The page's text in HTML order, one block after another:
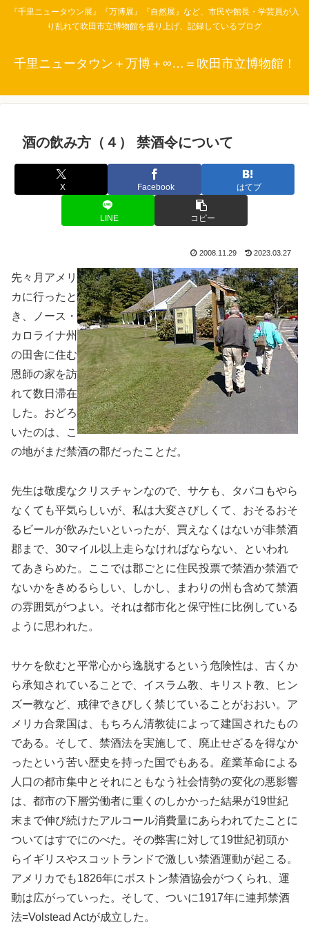
『千里ニュータウン展』『万博展』『自然展』など、市民や館長・学芸員が入
り乱れて吹田市立博物館を盛り上げ、記録しているブログ
千里ニュータウン＋万博＋∞…＝吹田市立博物館！
酒の飲み方（４） 禁酒令について
X Facebook はてブ
LINE コピー
2008.11.29 2023.03.27
先々月アメリ
カに行ったと
き、ノース・
カロライナ州
の田舎に住む
恩師の家を訪
れて数日滞在
した。おどろ
いたのは、こ
の地がまだ禁酒の郡だったことだ。
先生は敬虔なクリスチャンなので、サケも、タバコもやら
なくても平気らしいが、私は大変さびしくて、おそるおそ
るビールが飲みたいといったが、買えなくはないが非禁酒
郡まで、30マイル以上走らなければならない、といわれ
てあきらめた。ここでは郡ごとに住民投票で禁酒か禁酒で
ないかをきめるらしい、しかし、まわりの州も含めて禁酒
の雰囲気がつよい。それは都市化と保守性に比例している
ように思われた。
サケを飲むと平常心から逸脱するという危険性は、古くか
ら承知されていることで、イスラム教、キリスト教、ヒン
ズー教など、戒律できびしく禁じていることがおおい。ア
メリカ合衆国は、もちろん清教徒によって建国されたもの
である。そして、禁酒法を実施して、廃止せざるを得なか
ったという苦い歴史を持った国でもある。産業革命による
人口の都市集中とそれにともなう社会情勢の変化の悪影響
は、都市の下層労働者に重くのしかかった結果が19世紀
末まで伸び続けたアルコール消費量にあらわれてたことに
ついてはすでにのべた。その弊害に対して19世紀初頭か
らイギリスやスコットランドで激しい禁酒運動が起こる。
アメリカでも1826年にボストン禁酒協会がつくられ、運
動は広がっていった。そして、ついに1917年に連邦禁酒
法=Volstead Actが成立した。